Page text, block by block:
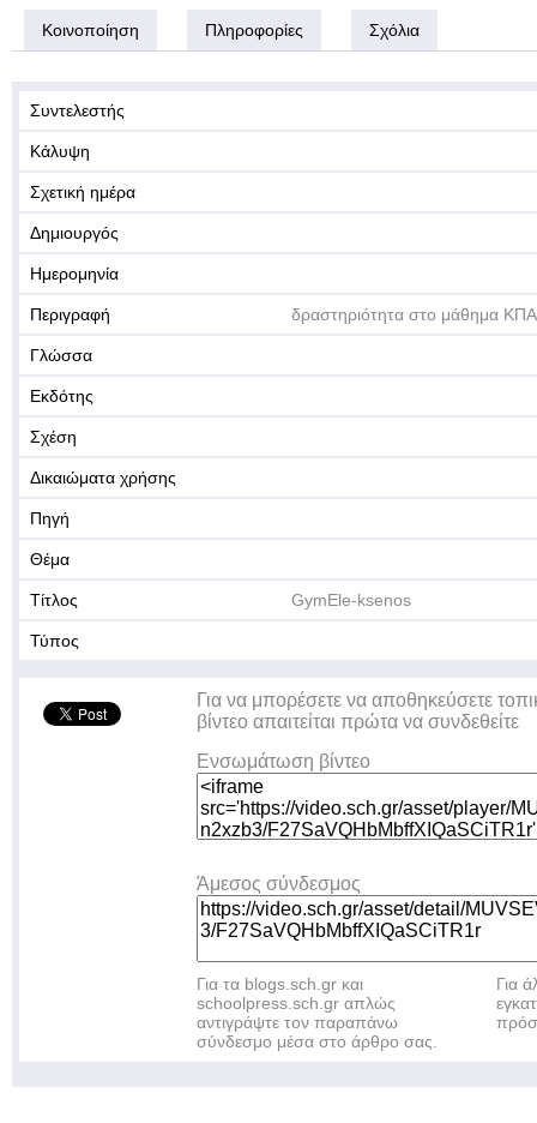
Κοινοποίηση Πληροφορίες Σχόλια
Συντελεστής
Κάλυψη
Σχετική ημέρα
Δημιουργός
Ημερομηνία
Περιγραφή δραστηριότητα στο μάθημα ΚΠΑ
Γλώσσα
Εκδότης
Σχέση
Δικαιώματα χρήσης
Πηγή
Θέμα
Τίτλος GymEle-ksenos
Τύπος
Για να μπορέσετε να αποθηκεύσετε
βίντεο απαιτείται πρώτα να συνδεθείτε
Ενσωμάτωση βίντεο
Άμεσος σύνδεσμος
Για τα blogs.sch.gr και
schoolpress.sch.gr απλώς
αντιγράψτε τον παραπάνω
σύνδεσμο μέσα στο άρθρο σας.
Για